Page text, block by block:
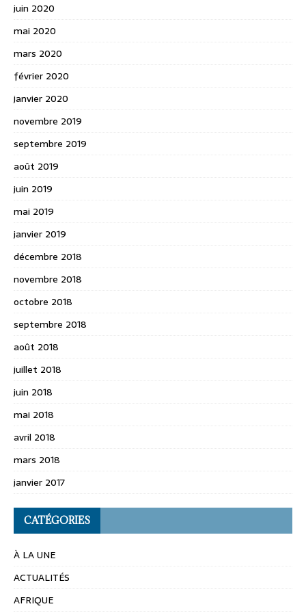
juin 2020
mai 2020
mars 2020
février 2020
janvier 2020
novembre 2019
septembre 2019
août 2019
juin 2019
mai 2019
janvier 2019
décembre 2018
novembre 2018
octobre 2018
septembre 2018
août 2018
juillet 2018
juin 2018
mai 2018
avril 2018
mars 2018
janvier 2017
CATÉGORIES
À LA UNE
ACTUALITÉS
AFRIQUE